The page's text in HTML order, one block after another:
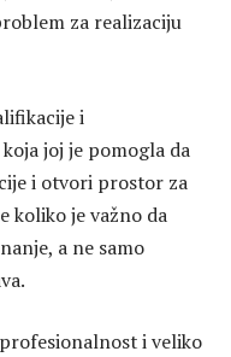
za realizaciju
i
joj je pomogla da
i otvori prostor za
koliko je važno da
a ne samo
i veliko